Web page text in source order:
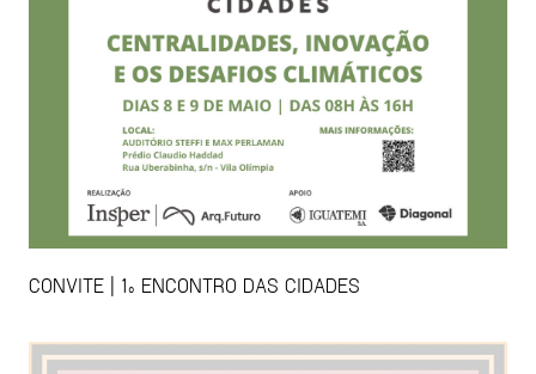
CONVITE | 1º ENCONTRO DAS CIDADES